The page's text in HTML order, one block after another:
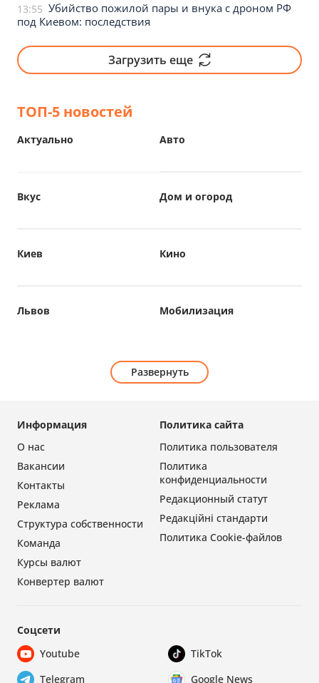
13:55 Убийство пожилой пары и внука с дроном РФ
под Киевом: последствия
Загрузить еще
ТОП-5 новостей
Авто
Актуально
Вкус Дом и огород
Киев Кино
Львов Мобилизация
Развернуть
Политика сайта
Политика пользователя
Политика
конфиденциальности
Редакционный статут
Редакційні стандарти
Политика Cookie-файлов
Информация
О нас
Вакансии
Контакты
Реклама
Структура собственности
Команда
Курсы валют
Конвертер валют
Соцсети
Youtube
TikTok
Telegram
Google News